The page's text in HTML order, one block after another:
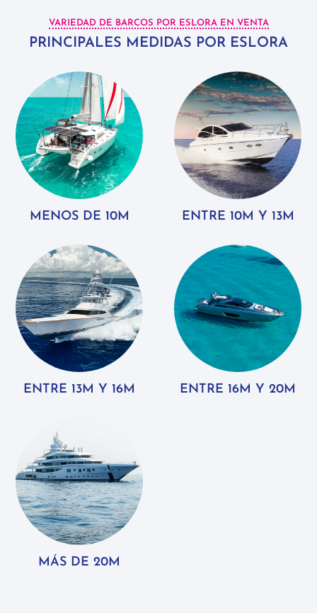
VARIEDAD DE BARCOS POR ESLORA EN VENTA
PRINCIPALES MEDIDAS POR ESLORA
MENOS DE 10M ENTRE 10M Y 13M
ENTRE 13M Y 16M ENTRE 16M Y 20M
MÁS DE 20M